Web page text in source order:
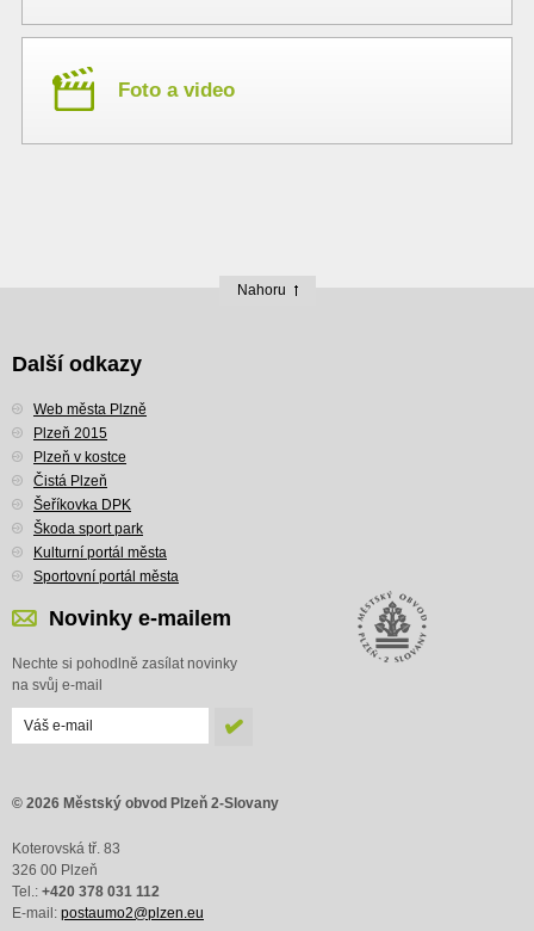
Foto a video
Nahoru
Další odkazy
Web města Plzně
Plzeň 2015
Plzeň v kostce
Čistá Plzeň
Šeříkovka DPK
Škoda sport park
Kulturní portál města
Sportovní portál města
Novinky e-mailem
Nechte si pohodlně zasílat novinky
na svůj e-mail
© 2026 Městský obvod Plzeň 2-Slovany
Koterovská tř. 83
326 00 Plzeň
Tel.: +420 378 031 112
E-mail: postaumo2@plzen.eu